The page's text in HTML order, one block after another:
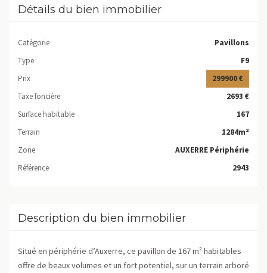
Détails du bien immobilier
Catégorie
Pavillons
Type
F9
Prix
299900 €
Taxe foncière
2693 €
Surface habitable
167
Terrain
1284m²
Zone
AUXERRE Périphérie
Référence
2943
Description du bien immobilier
Situé en périphérie d’Auxerre, ce pavillon de 167 m² habitables
offre de beaux volumes et un fort potentiel, sur un terrain arboré